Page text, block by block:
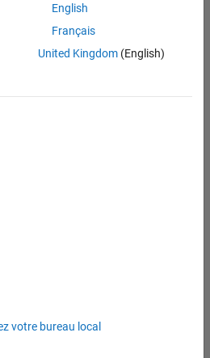
Engineer
English
Français
United Kingdom(English)
votre bureau local